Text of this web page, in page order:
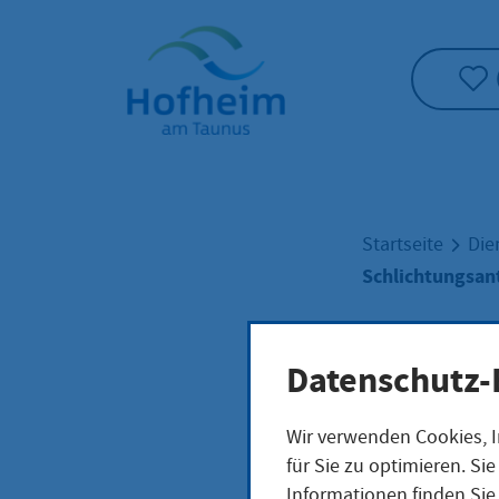
Startseite"
Startseite
der
Wir verwenden
für Sie zu optimieren.